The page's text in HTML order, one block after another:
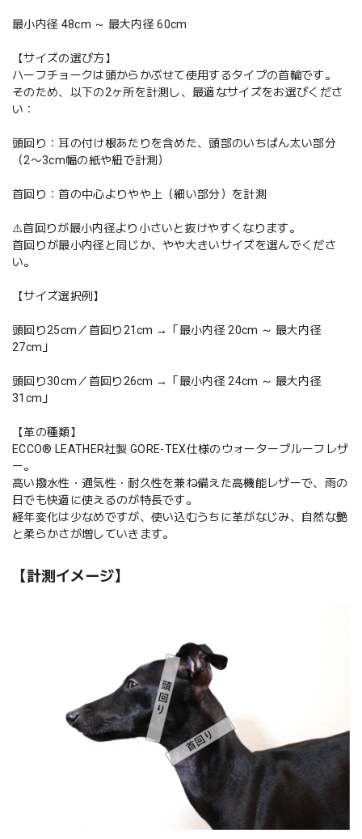
最小内径 48cm ～ 最大内径 60cm
【サイズの選び方】
ハーフチョークは頭からかぶせて使用するタイプの首輪です。
そのため、以下の2ヶ所を計測し、最適なサイズをお選びくださ
い：
頭回り：耳の付け根あたりを含めた、頭部のいちばん太い部分
（2〜3cm幅の紙や紐で計測）
首回り：首の中心よりやや上（細い部分）を計測
⚠️首回りが最小内径より小さいと抜けやすくなります。
首回りが最小内径と同じか、やや大きいサイズを選んでくださ
い。
【サイズ選択例】
頭回り25cm／首回り21cm →「最小内径 20cm ～ 最大内径
27cm」
頭回り30cm／首回り26cm →「最小内径 24cm ～ 最大内径
31cm」
【革の種類】
ECCO® LEATHER社製 GORE-TEX仕様のウォータープルーフレザ
ー。
高い撥水性・通気性・耐久性を兼ね備えた高機能レザーで、雨の
日でも快適に使えるのが特長です。
経年変化は少なめですが、使い込むうちに革がなじみ、自然な艶
と柔らかさが増していきます。
【計測イメージ】